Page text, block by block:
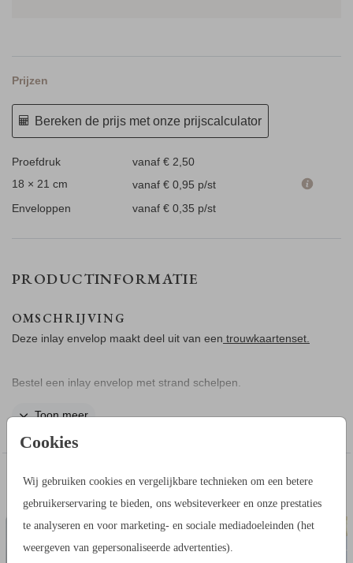
Cookies
Wij gebruiken cookies en vergelijkbare technieken om een betere
gebruikerservaring te bieden, ons websiteverkeer en onze prestaties
te analyseren en voor marketing- en sociale mediadoeleinden (het
weergeven van gepersonaliseerde advertenties).
Prijzen
Bereken de prijs met onze prijscalculator
Proefdruk
vanaf € 2,50
18 × 21 cm
vanaf € 0,95 p/st
Enveloppen
vanaf € 0,35 p/st
PRODUCTINFORMATIE
OMSCHRIJVING
Deze inlay envelop maakt deel uit van een trouwkaartenset.
Bestel een inlay envelop met strand schelpen.
Toon meer
IN DEZELFDE STIJL KUN JE DIT OOK
BESTELLEN